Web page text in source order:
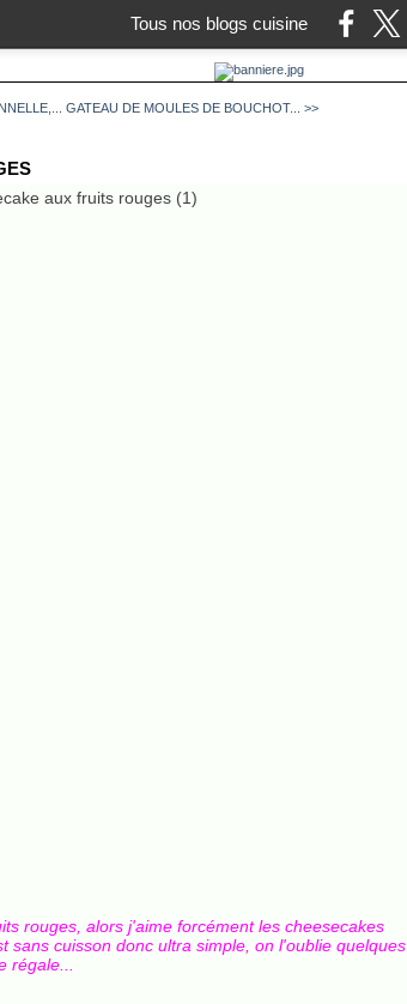
Tous nos blogs cuisine
GATEAU DE MOULES DE BOUCHOT... >>
rouges, alors j'aime forcément les cheesecakes
sans cuisson donc ultra simple, on l'oublie quelques